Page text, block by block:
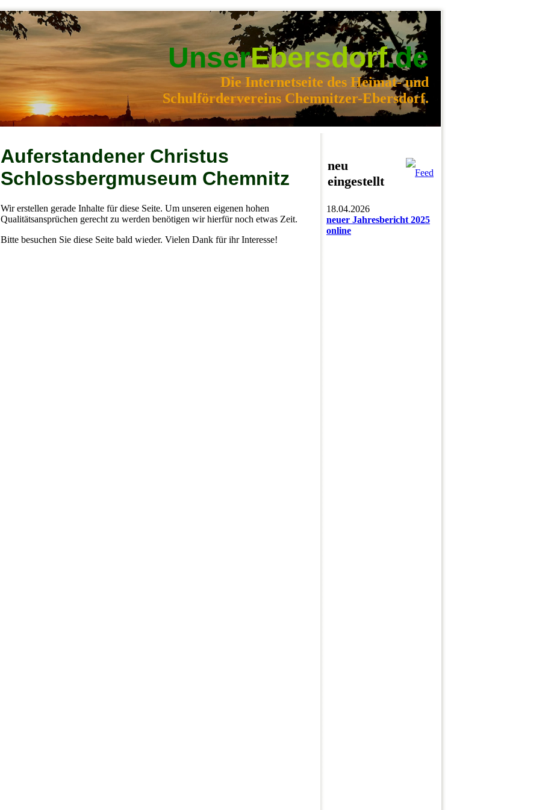
UnserEbersdorf.de
Die Internetseite des Heimat- und
Schulfördervereins Chemnitzer-Ebersdorf.
Auferstandener Christus
Schlossbergmuseum Chemnitz
Wir erstellen gerade Inhalte für diese Seite. Um unseren eigenen hohen
Qualitätsansprüchen gerecht zu werden benötigen wir hierfür noch etwas Zeit.
Bitte besuchen Sie diese Seite bald wieder. Vielen Dank für ihr Interesse!
neu
eingestellt
18.04.2026
neuer Jahresbericht 2025
online